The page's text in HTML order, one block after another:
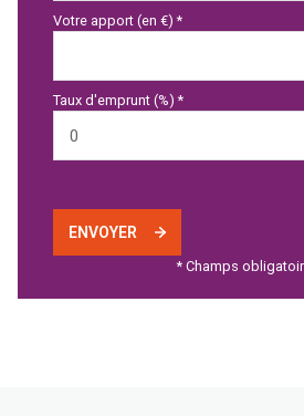
Votre apport (en €) *
Taux d'emprunt (%) *
ENVOYER
* Champs